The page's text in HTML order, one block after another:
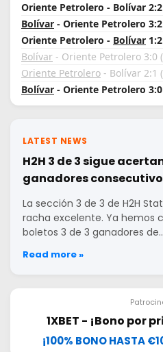
Oriente Petrolero - Bolívar
Bolívar - Oriente Petrolero
Oriente Petrolero - Bolívar
Bolívar - Oriente Petrolero 3:0
Oriente Petrolero - Bolívar 2:1
Bolívar - Oriente Petrolero
LATEST NEWS
H2H 3 de 3 sigue
ganadores
La sección 3 de 3 de H2H
racha excelente. Ya hemos
boletos 3 de 3 ganadores
Read more »
1XBET - ¡Bono por
¡100% BONO HASTA